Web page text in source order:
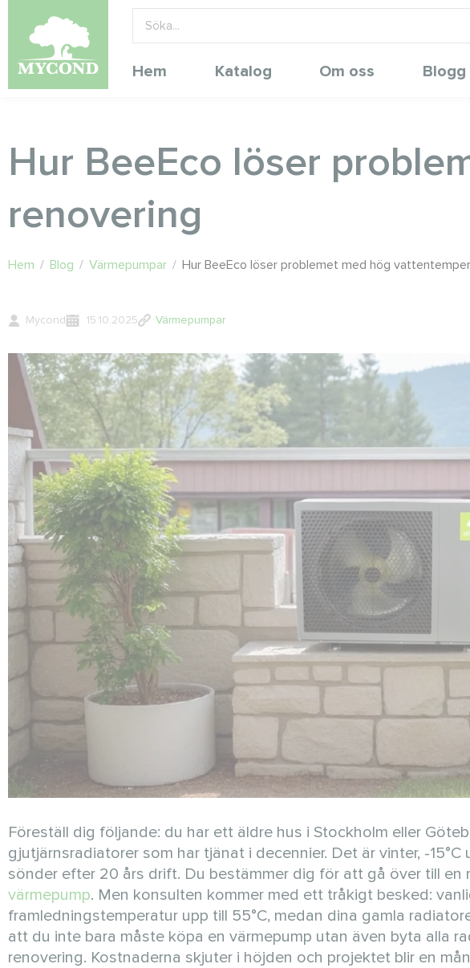
Hem Katalog Om oss Blogg
Hur BeeEco löser
renovering
Hem / Blog / Värmepumpar / Hur BeeEco löser problemet med hög
Mycond 15.10.2025 Värmepumpar
Föreställ dig följande: du har ett äldre hus i Stockholm eller
gjutjärnsradiatorer som har tjänat i decennier. Det är vinter, -
sönder efter 20 års drift. Du bestämmer dig för att gå över till en
värmepump. Men konsulten kommer med ett tråkigt besked:
framledningstemperatur upp till 55°C, medan dina gamla
att du inte bara måste köpa en värmepump utan även byta alla
renovering. Kostnaderna skjuter i höjden och projektet blir en